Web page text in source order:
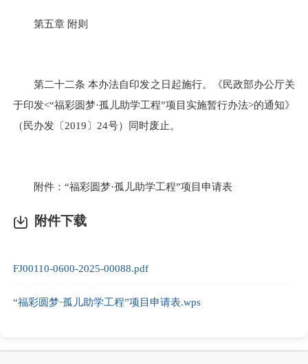
第五章 附则
第二十二条 本办法自印发之日起施行。《民政部办公厅关
于印发<“福彩圆梦·孤儿助学工程”项目实施暂行办法>的通知》
（民办发〔2019〕24号）同时废止。
附件：“福彩圆梦·孤儿助学工程”项目申请表
附件下载
FJ00110-0600-2025-00088.pdf
“福彩圆梦·孤儿助学工程”项目申请表.wps